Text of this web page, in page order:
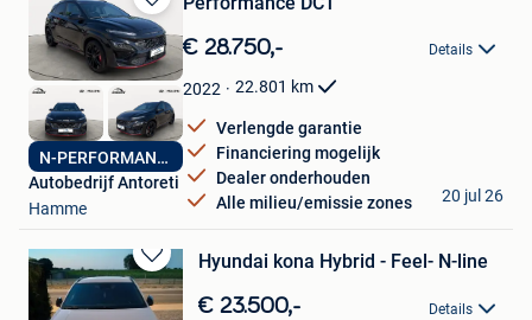
Bewaren
in
Mijn
Favorieten
N-PERFORMANCE
€ 28.750,- Details
2022 22.801 km
Verlengde garantie
Financiering mogelijk
Dealer onderhouden
Alle milieu/emissie zones
Autobedrijf Antoreti
Hamme
20 jul 26
Bewaren
in
Hyundai kona Hybrid - Feel- N-line
€ 23.500,- Details